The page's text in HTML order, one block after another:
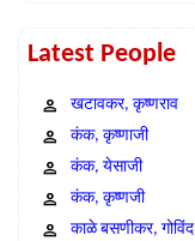
Latest People
खटावकर, कृष्णराव
कंक, कृष्णाजी
कंक, येसाजी
कंक, कृष्णजी
काळे बसणीकर, गोविंद